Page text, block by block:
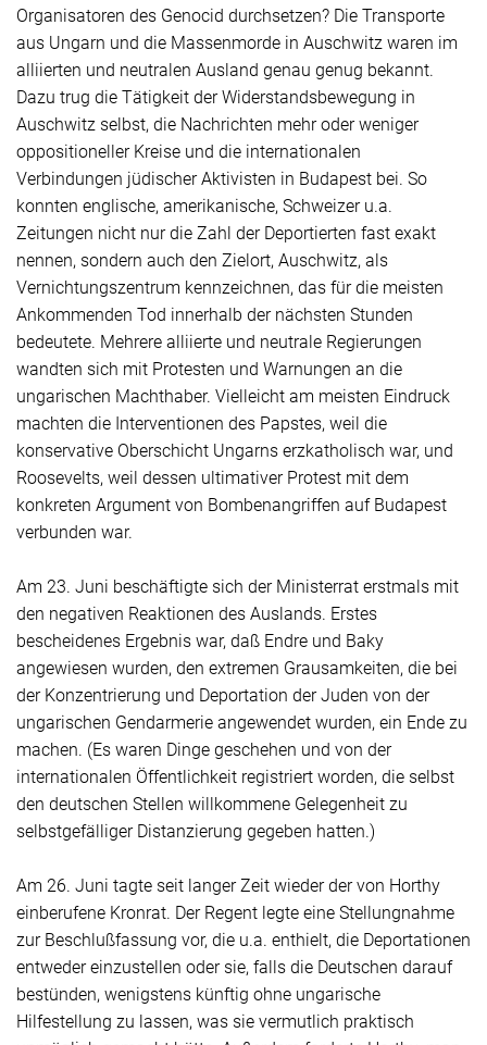
Organisatoren des Genocid durchsetzen? Die Transporte
aus Ungarn und die Massenmorde in Auschwitz waren im
alliierten und neutralen Ausland genau genug bekannt.
Dazu trug die Tätigkeit der Widerstandsbewegung in
Auschwitz selbst, die Nachrichten mehr oder weniger
oppositioneller Kreise und die internationalen
Verbindungen jüdischer Aktivisten in Budapest bei. So
konnten englische, amerikanische, Schweizer u.a.
Zeitungen nicht nur die Zahl der Deportierten fast exakt
nennen, sondern auch den Zielort, Auschwitz, als
Vernichtungszentrum kennzeichnen, das für die meisten
Ankommenden Tod innerhalb der nächsten Stunden
bedeutete. Mehrere alliierte und neutrale Regierungen
wandten sich mit Protesten und Warnungen an die
ungarischen Machthaber. Vielleicht am meisten Eindruck
machten die Interventionen des Papstes, weil die
konservative Oberschicht Ungarns erzkatholisch war, und
Roosevelts, weil dessen ultimativer Protest mit dem
konkreten Argument von Bombenangriffen auf Budapest
verbunden war.
Am 23. Juni beschäftigte sich der Ministerrat erstmals mit
den negativen Reaktionen des Auslands. Erstes
bescheidenes Ergebnis war, daß Endre und Baky
angewiesen wurden, den extremen Grausamkeiten, die bei
der Konzentrierung und Deportation der Juden von der
ungarischen Gendarmerie angewendet wurden, ein Ende zu
machen. (Es waren Dinge geschehen und von der
internationalen Öffentlichkeit registriert worden, die selbst
den deutschen Stellen willkommene Gelegenheit zu
selbstgefälliger Distanzierung gegeben hatten.)
Am 26. Juni tagte seit langer Zeit wieder der von Horthy
einberufene Kronrat. Der Regent legte eine Stellungnahme
zur Beschlußfassung vor, die u.a. enthielt, die Deportationen
entweder einzustellen oder sie, falls die Deutschen darauf
bestünden, wenigstens künftig ohne ungarische
Hilfestellung zu lassen, was sie vermutlich praktisch